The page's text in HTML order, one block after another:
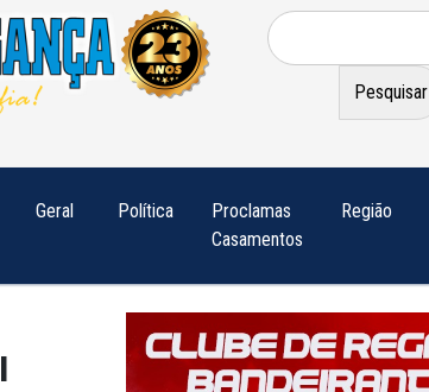
Pesquisar
por:
Geral Política
Proclamas
Casamentos
Região